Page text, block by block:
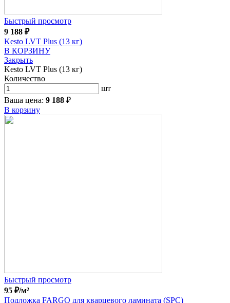
Быстрый просмотр
9 188 ₽
Kesto LVT Plus (13 кг)
В КОРЗИНУ
Закрыть
Kesto LVT Plus (13 кг)
Количество
шт
Ваша цена: 9 188 ₽
В корзину
Быстрый просмотр
95 ₽/м²
Подложка FARGO для кварцевого ламината (SPC)